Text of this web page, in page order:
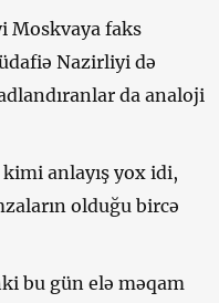
Moskvaya faks
Nazirliyi də
da analoji
kimi anlayış yox idi,
olduğu bircə
bu gün elə məqam